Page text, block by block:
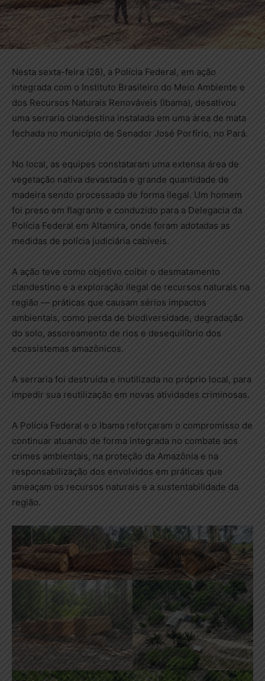
Nesta sexta-feira (28), a Polícia Federal, em ação
integrada com o Instituto Brasileiro do Meio Ambiente e
dos Recursos Naturais Renováveis (Ibama), desativou
uma serraria clandestina instalada em uma área de mata
fechada no município de Senador José Porfírio, no Pará.
No local, as equipes constataram uma extensa área de
vegetação nativa devastada e grande quantidade de
madeira sendo processada de forma ilegal. Um homem
foi preso em flagrante e conduzido para a Delegacia da
Polícia Federal em Altamira, onde foram adotadas as
medidas de polícia judiciária cabíveis.
A ação teve como objetivo coibir o desmatamento
clandestino e a exploração ilegal de recursos naturais na
região — práticas que causam sérios impactos
ambientais, como perda de biodiversidade, degradação
do solo, assoreamento de rios e desequilíbrio dos
ecossistemas amazônicos.
A serraria foi destruída e inutilizada no próprio local, para
impedir sua reutilização em novas atividades criminosas.
A Polícia Federal e o Ibama reforçaram o compromisso de
continuar atuando de forma integrada no combate aos
crimes ambientais, na proteção da Amazônia e na
responsabilização dos envolvidos em práticas que
ameaçam os recursos naturais e a sustentabilidade da
região.